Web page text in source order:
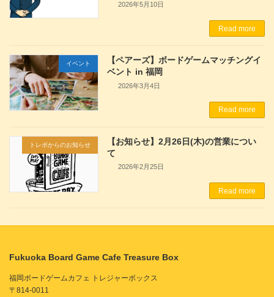
2026年5月10日
Read more
イベント
【ペアーズ】ボードゲームマッチングイ
ベント in 福岡
2026年3月4日
Read more
トレボからのお知らせ
【お知らせ】2月26日(木)の営業につい
て
2026年2月25日
Read more
Fukuoka Board Game Cafe Treasure Box
福岡ボードゲームカフェ トレジャーボックス
〒814-0011